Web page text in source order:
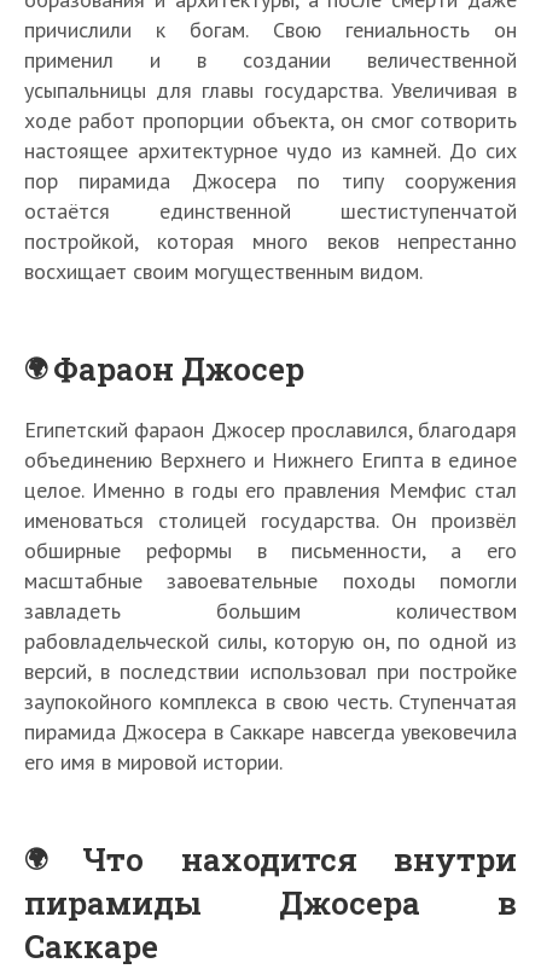
причислили к богам. Свою гениальность он
применил и в создании величественной
усыпальницы для главы государства. Увеличивая в
ходе работ пропорции объекта, он смог сотворить
настоящее архитектурное чудо из камней. До сих
пор пирамида Джосера по типу сооружения
остаётся единственной шестиступенчатой
постройкой, которая много веков непрестанно
восхищает своим могущественным видом.
Фараон Джосер
Египетский фараон Джосер прославился, благодаря
объединению Верхнего и Нижнего Египта в единое
целое. Именно в годы его правления Мемфис стал
именоваться столицей государства. Он произвёл
обширные реформы в письменности, а его
масштабные завоевательные походы помогли
завладеть большим количеством
рабовладельческой силы, которую он, по одной из
версий, в последствии использовал при постройке
заупокойного комплекса в свою честь. Ступенчатая
пирамида Джосера в Саккаре навсегда увековечила
его имя в мировой истории.
Что находится внутри
пирамиды Джосера в
Саккаре